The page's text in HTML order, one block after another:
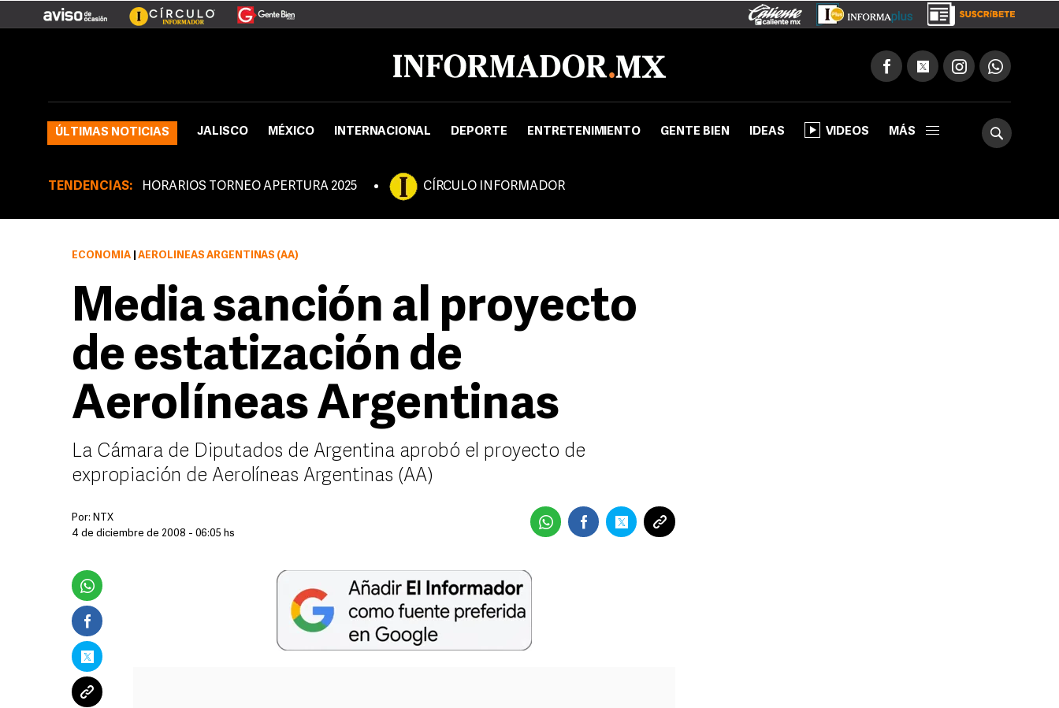
ÚLTIMAS NOTICIAS JALISCO MÉXICO INTERNACIONAL DEPORTE ENTRETENIMIENTO GENTE BIEN IDEAS VIDEOS MÁS
TENDENCIAS: HORARIOS TORNEO APERTURA 2025 CÍRCULO INFORMADOR
ECONOMÍA AEROLÍNEAS ARGENTINAS (AA)
Media sanción al proyecto
de estatización de
Aerolíneas Argentinas
La Cámara de Diputados de Argentina aprobó el proyecto de
expropiación de Aerolíneas Argentinas (AA)
Por: NTX
4 de diciembre de 2008 - 06:05 hs